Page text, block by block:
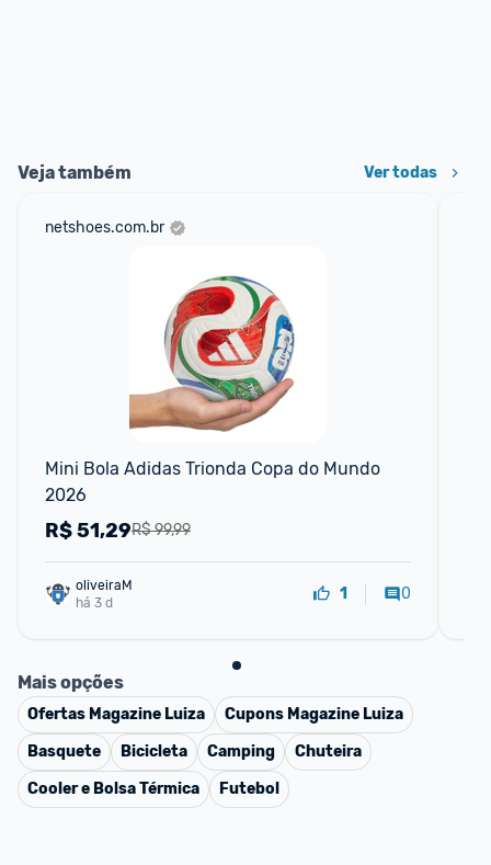
Veja também Ver todas
netshoes.com.br
Mini Bola Adidas Trionda Copa do Mundo
2026
R$ 99,99
R$51,29
oliveiraM
há 3 d
1 0
Mais opções
Ofertas Magazine Luiza Cupons Magazine Luiza
Basquete
Bicicleta Camping
Chuteira
Cooler e Bolsa Térmica
Futebol